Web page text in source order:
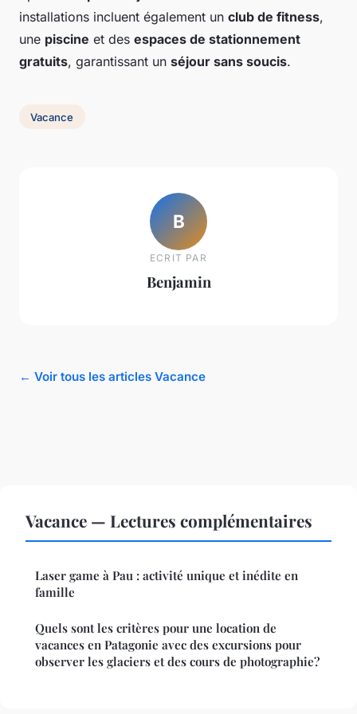
installations incluent également un club de fitness,
une piscine et des espaces de stationnement
gratuits, garantissant un séjour sans soucis.
Vacance
B
ECRIT PAR
Benjamin
← Voir tous les articles Vacance
Vacance — Lectures complémentaires
Laser game à Pau : activité unique et inédite en
famille
Quels sont les critères pour une location de
vacances en Patagonie avec des excursions pour
observer les glaciers et des cours de photographie?